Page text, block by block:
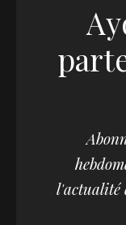
l'actualité
ereksjonspiller.com